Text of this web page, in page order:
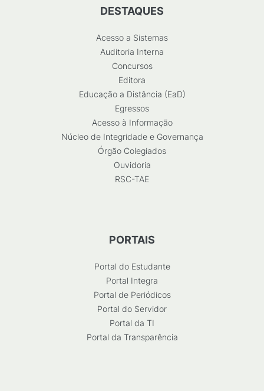
DESTAQUES
Acesso a Sistemas
Auditoria Interna
Concursos
Editora
Educação a Distância (EaD)
Egressos
Acesso à Informação
Núcleo de Integridade e Governança
Órgão Colegiados
Ouvidoria
RSC-TAE
PORTAIS
Portal do Estudante
Portal Integra
Portal de Periódicos
Portal do Servidor
Portal da TI
Portal da Transparência